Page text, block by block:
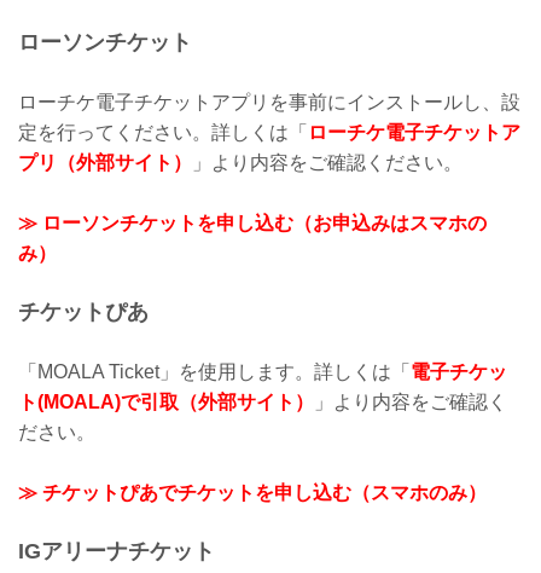
ローソンチケット
ローチケ電子チケットアプリを事前にインストールし、設
定を行ってください。詳しくは「 ローチケ電子チケットア
プリ（外部サイト）
」より内容をご確認ください。
≫ ローソンチケットを申し込む（お申込みはスマホの
み）
チケットぴあ
「MOALA Ticket」を使用します。詳しくは「 電子チケッ
ト(MOALA)で引取（外部サイト）
」より内容をご確認く
ださい。
≫ チケットぴあでチケットを申し込む（スマホのみ）
IGアリーナチケット